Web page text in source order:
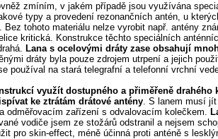
zmíním, v jakém případě jsou využívána
typy a provedení rezonančních antén, u
Bez tohoto materiálu nelze vyrobit např. antény
kritická. Konstrukce těchto speciálních
Lana s ocelovými dráty zase obsahují
dráty byla pouze zdrojem utrpení a jejich
používal na stará telegrafní a telefonní vrchní
využít dostupného a přiměřeně
ke ztrátám drátové antény. S lanem musí jít
odměřovacím zařízení s odvalovacím kolečkem.
vodiče jsem ze stožárů odstranil a nejsem
pro skin-effect, méně účinná proti anténě s